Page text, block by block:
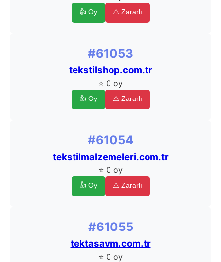
👍 Oy ⚠️ Zararlı
#61053
tekstilshop.com.tr
⭐ 0 oy
👍 Oy ⚠️ Zararlı
#61054
tekstilmalzemeleri.com.tr
⭐ 0 oy
👍 Oy ⚠️ Zararlı
#61055
tektasavm.com.tr
⭐ 0 oy